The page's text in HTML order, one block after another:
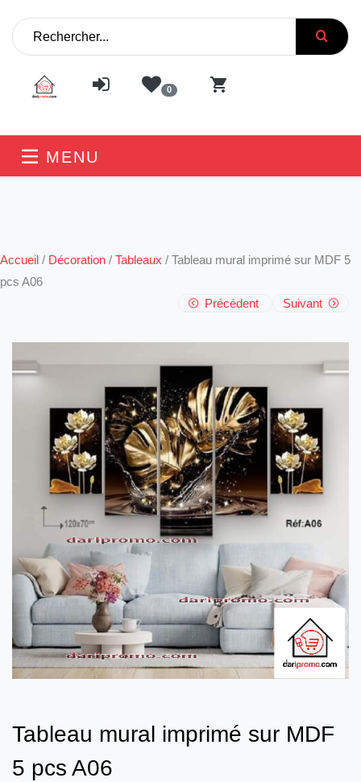
0
MENU
Accueil / Décoration / Tableaux / Tableau mural imprimé sur MDF 5
pcs A06
Précédent
Suivant
Tableau mural imprimé sur MDF
5 pcs A06